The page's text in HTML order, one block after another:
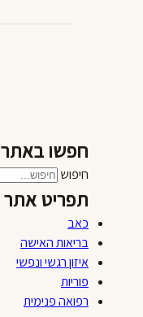
חפשו באתר
חיפוש
תפריט אתר
כאב
בריאות האישה
איזון רגשי ונפשי
פוריות
רפואה פנימית